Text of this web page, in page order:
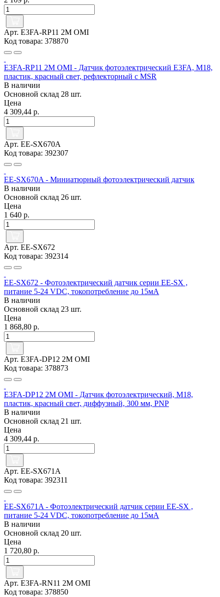
Арт. E3FA-RP11 2M OMI
Код товара: 378870
E3FA-RP11 2M OMI - Датчик фотоэлектрический E3FA, M18,
пластик, красный свет, рефлекторный с MSR
В наличии
Основной склад 28 шт.
Цена
4 309,44 р.
Арт. EE-SX670A
Код товара: 392307
EE-SX670A - Миниатюрный фотоэлектрический датчик
В наличии
Основной склад 26 шт.
Цена
1 640 р.
Арт. EE-SX672
Код товара: 392314
EE-SX672 - Фотоэлектрический датчик серии EE-SX ,
питание 5-24 VDC, токопотребление до 15мА
В наличии
Основной склад 23 шт.
Цена
1 868,80 р.
Арт. E3FA-DP12 2M OMI
Код товара: 378873
E3FA-DP12 2M OMI - Датчик фотоэлектрический, M18,
пластик, красный свет, диффузный, 300 мм, PNP
В наличии
Основной склад 21 шт.
Цена
4 309,44 р.
Арт. EE-SX671A
Код товара: 392311
EE-SX671A - Фотоэлектрический датчик серии EE-SX ,
питание 5-24 VDC, токопотребление до 15мА
В наличии
Основной склад 20 шт.
Цена
1 720,80 р.
Арт. E3FA-RN11 2M OMI
Код товара: 378850